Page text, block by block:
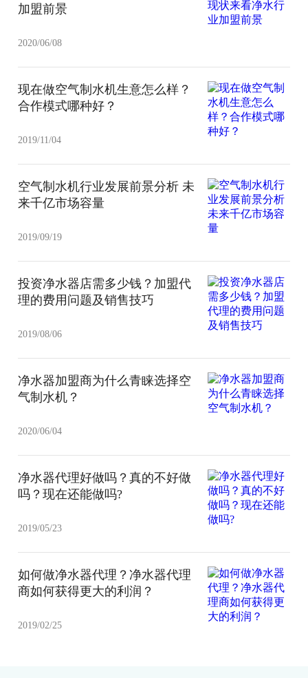
加盟前景
2020/06/08
现在做空气制水机生意怎么样？
合作模式哪种好？
2019/11/04
空气制水机行业发展前景分析 未
来千亿市场容量
2019/09/19
投资净水器店需多少钱？加盟代
理的费用问题及销售技巧
2019/08/06
净水器加盟商为什么青睐选择空
气制水机？
2020/06/04
净水器代理好做吗？真的不好做
吗？现在还能做吗?
2019/05/23
如何做净水器代理？净水器代理
商如何获得更大的利润？
2019/02/25